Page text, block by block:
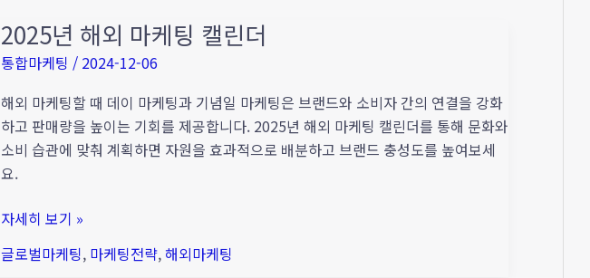
략
선
택
2025년 해외 마케팅 캘린더
통합마케팅 / 2024-12-06
해외 마케팅할 때 데이 마케팅과 기념일 마케팅은 브랜드와 소비자 간의 연결을 강화
하고 판매량을 높이는 기회를 제공합니다. 2025년 해외 마케팅 캘린더를 통해 문화와
소비 습관에 맞춰 계획하면 자원을 효과적으로 배분하고 브랜드 충성도를 높여보세
요.
2025
년
외
마
케
팅
린
더
자세히 보기 »
글로벌마케팅, 마케팅전략, 해외마케팅